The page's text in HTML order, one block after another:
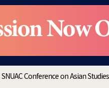
SNUAC Conference on Asian Studies